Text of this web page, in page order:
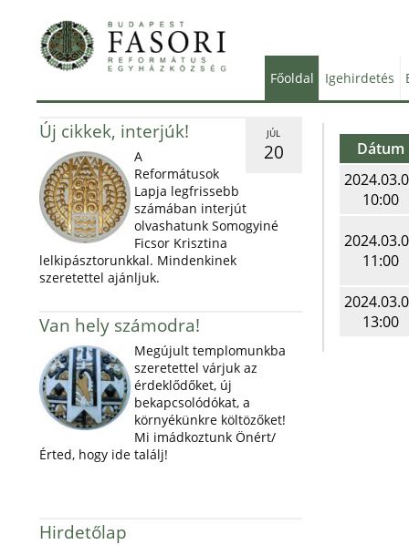
Főoldal Igehirdetés
JÚL
20
Új cikkek, interjúk!
A
Reformátusok
Lapja legfrissebb
számában interjút
olvashatunk Somogyiné
Ficsor Krisztina
lelkipásztorunkkal. Mindenkinek
szeretettel ajánljuk.
Van hely számodra!
Megújult templomunkba
szeretettel várjuk az
érdeklődőket, új
bekapcsolódókat, a
környékünkre költözőket!
Mi imádkoztunk Önért/
Érted, hogy ide találj!
Hirdetőlap
Dátum
10:00
11:00
13:00